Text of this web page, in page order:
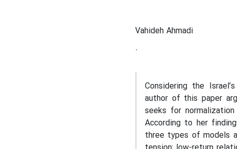
Vahideh Ahmadi
.
Considering the
author of this paper
seeks for
According to her
three types of models